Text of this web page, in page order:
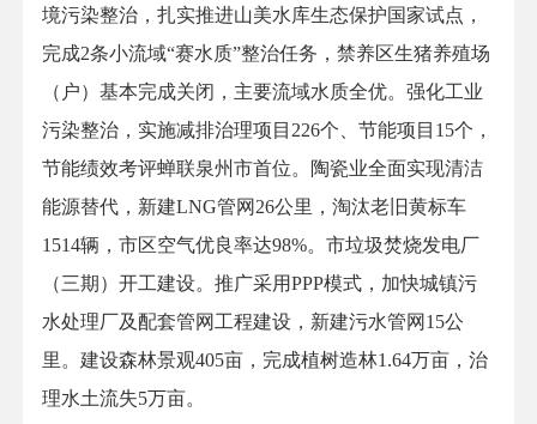
境污染整治，扎实推进山美水库生态保护国家试点，
完成2条小流域“赛水质”整治任务，禁养区生猪养殖场
（户）基本完成关闭，主要流域水质全优。强化工业
污染整治，实施减排治理项目226个、节能项目15个，
节能绩效考评蝉联泉州市首位。陶瓷业全面实现清洁
能源替代，新建LNG管网26公里，淘汰老旧黄标车
1514辆，市区空气优良率达98%。市垃圾焚烧发电厂
（三期）开工建设。推广采用PPP模式，加快城镇污
水处理厂及配套管网工程建设，新建污水管网15公
里。建设森林景观405亩，完成植树造林1.64万亩，治
理水土流失5万亩。